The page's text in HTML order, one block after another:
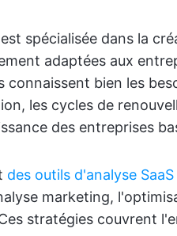
spécialisée dans la
adaptées aux
connaissent bien les
les cycles de
des entreprises
des outils d'analyse SaaS
marketing,
stratégies couvrent